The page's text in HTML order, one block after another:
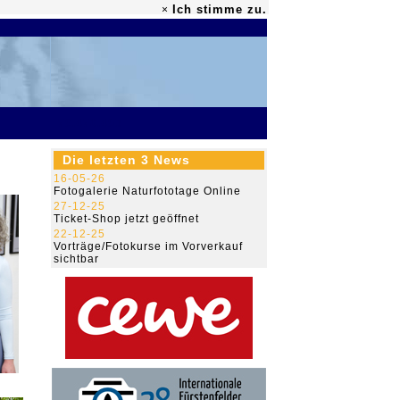
× Ich stimme zu.
Die letzten 3 News
16-05-26
Fotogalerie Naturfototage Online
27-12-25
Ticket-Shop jetzt geöffnet
22-12-25
Vorträge/Fotokurse im Vorverkauf
sichtbar